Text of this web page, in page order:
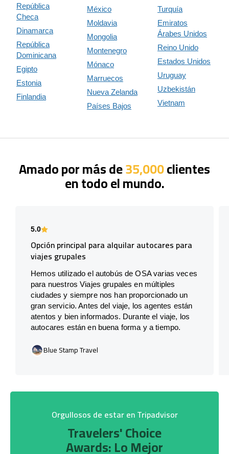
República
Checa
Dinamarca
República
Dominicana
Egipto
Estonia
Finlandia
México
Moldavia
Mongolia
Montenegro
Mónaco
Marruecos
Nueva Zelanda
Países Bajos
Turquía
Emiratos
Árabes Unidos
Reino Unido
Estados Unidos
Uruguay
Uzbekistán
Vietnam
Amado por más de35,000clientes
en todo el mundo.
5.0
Opción principal para alquilar autocares para
viajes grupales
Hemos utilizado el autobús de OSA varias veces
para nuestros Viajes grupales en múltiples
ciudades y siempre nos han proporcionado un
gran servicio. Antes del viaje, los agentes están
atentos y bien informados. Durante el viaje, los
autocares están en buena forma y a tiempo.
Blue Stamp Travel
Orgullosos de estar en Tripadvisor
Travelers' Choice
Awards: Lo Mejor